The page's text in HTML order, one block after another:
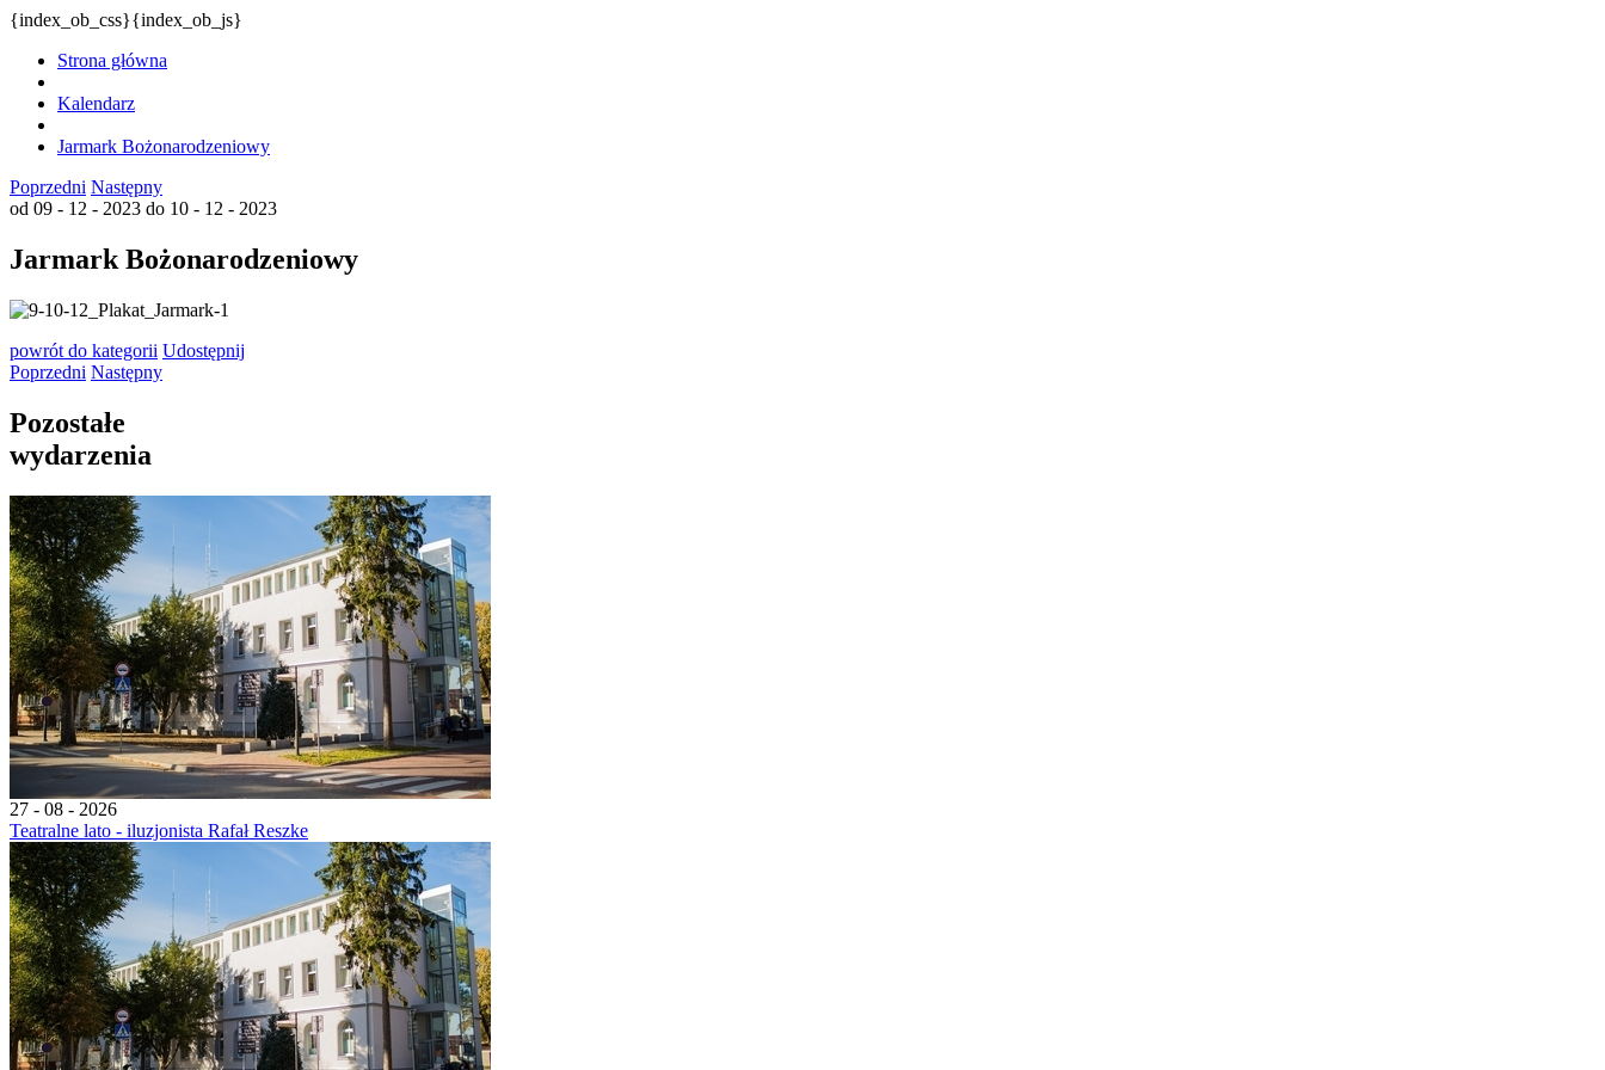
{index_ob_css}{index_ob_js}
Strona główna
Kalendarz
Jarmark Bożonarodzeniowy
Poprzedni Następny
od 09 - 12 - 2023 do 10 - 12 - 2023
Jarmark Bożonarodzeniowy
powrót do kategorii Udostępnij
Poprzedni Następny
Pozostałe
wydarzenia
27 - 08 - 2026
Teatralne lato - iluzjonista Rafał Reszke